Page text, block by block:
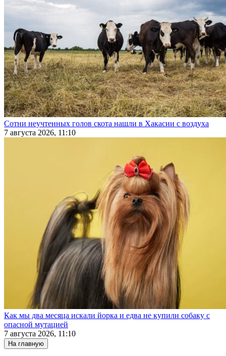
Сотни неучтенных голов скота нашли в Хакасии с воздуха
7 августа 2026, 11:10
Как мы два месяца искали йорка и едва не купили собаку с
опасной мутацией
7 августа 2026, 11:10
На главную